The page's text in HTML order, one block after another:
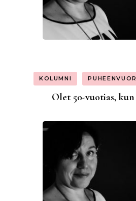
KOLUMNI
Olet 50-vuotias,